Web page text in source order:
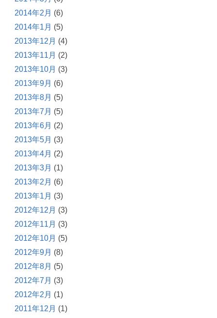
2014年2月 (6)
2014年1月 (5)
2013年12月 (4)
2013年11月 (2)
2013年10月 (3)
2013年9月 (6)
2013年8月 (5)
2013年7月 (5)
2013年6月 (2)
2013年5月 (3)
2013年4月 (2)
2013年3月 (1)
2013年2月 (6)
2013年1月 (3)
2012年12月 (3)
2012年11月 (3)
2012年10月 (5)
2012年9月 (8)
2012年8月 (5)
2012年7月 (3)
2012年2月 (1)
2011年12月 (1)